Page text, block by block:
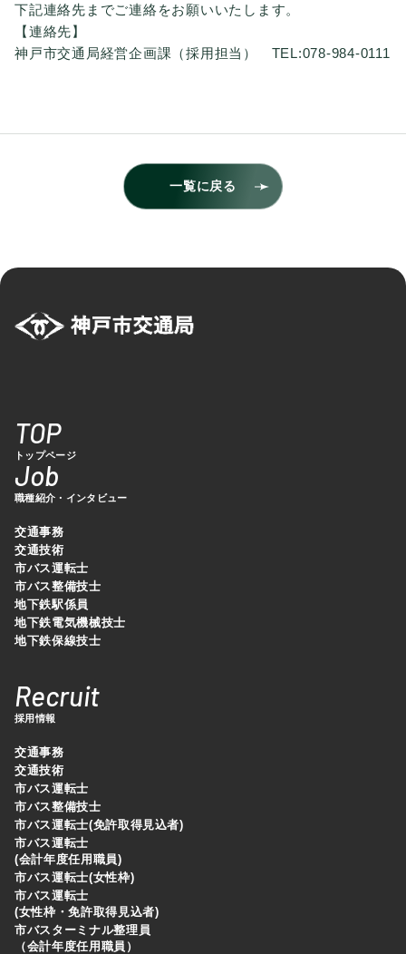
下記連絡先までご連絡をお願いいたします。
【連絡先】
神戸市交通局経営企画課（採用担当） TEL:078-984-0111
一覧に戻る
TOP
トップページ
Job
職種紹介・インタビュー
交通事務
交通技術
市バス運転士
市バス整備技士
地下鉄駅係員
地下鉄電気機械技士
地下鉄保線技士
Recruit
採用情報
交通事務
交通技術
市バス運転士
市バス整備技士
市バス運転士(免許取得見込者)
市バス運転士
(会計年度任用職員)
市バス運転士(女性枠)
市バス運転士
(女性枠・免許取得見込者)
市バスターミナル整理員
（会計年度任用職員）